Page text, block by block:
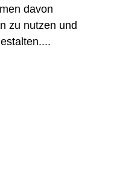
davon
zu nutzen und